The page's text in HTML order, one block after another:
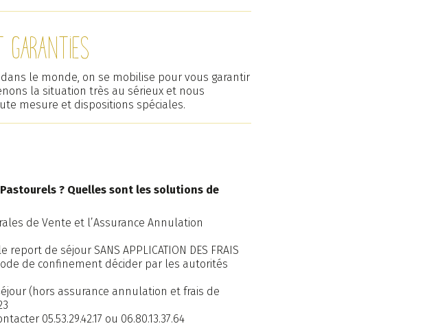
garanties
le monde, on se mobilise pour vous garantir
la situation très au sérieux et nous
mesure et dispositions spéciales.
Pastourels ? Quelles sont les solutions de
de Vente et l’Assurance Annulation
de séjour SANS APPLICATION DES FRAIS
de confinement décider par les autorités
(hors assurance annulation et frais de
05.53.29.42.17 ou 06.80.13.37.64